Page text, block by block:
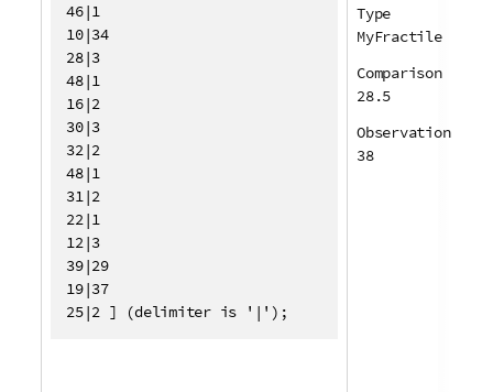
46|1
10|34
28|3
48|1
16|2
30|3
32|2
48|1
31|2
22|1
12|3
39|29
19|37
25|2 ] (delimiter is '|');
Type
MyFractile
Comparison
28.5
Observation
38